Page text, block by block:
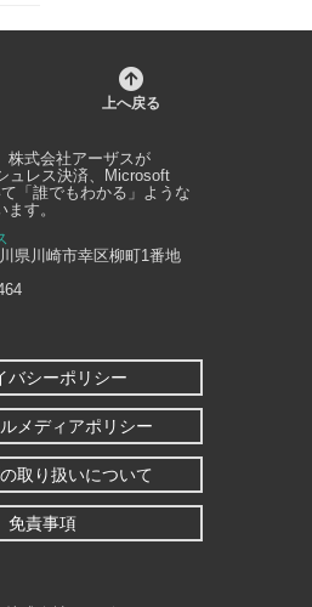
上へ戻る
株式会社アーザス が
ュレス決済、Microsoft
「誰でもわかる」ような
す。
県 川崎市幸区柳町1番地
バシーポリシー
メディアポリシー
取り扱いについて
免責事項